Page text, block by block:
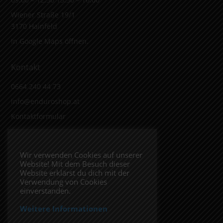
Wiener Straße 19/1
3170 Hainfeld
In Google Maps öffnen.
Kontakt
0664 240 44 73
info@enduroshop.at
Kontaktformular
Impressum
Datenschutzerklärung
Folge uns
Wir verwenden Cookies auf unserer
Website! Mit dem Besuch dieser
Website erklärst du dich mit der
Verwendung von Cookies
einverstanden.
Weitere Informationen